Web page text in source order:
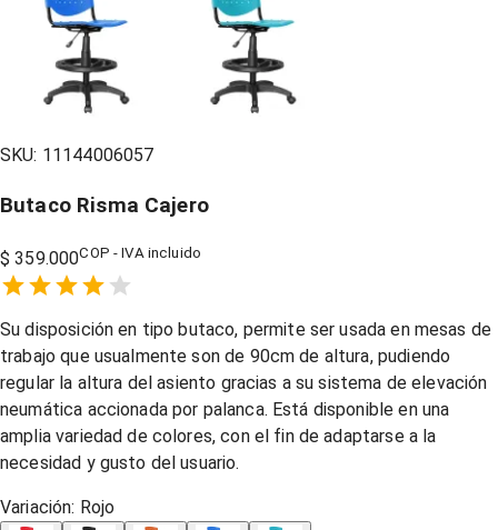
SKU: 11144006057
Butaco Risma Cajero
$ 359.000COP - IVA incluido
1 Star,
2 Stars,
3 Stars,
4 Stars,
5 Stars,
Su disposición en tipo butaco, permite ser usada en mesas de
trabajo que usualmente son de 90cm de altura, pudiendo
regular la altura del asiento gracias a su sistema de elevación
neumática accionada por palanca. Está disponible en una
amplia variedad de colores, con el fin de adaptarse a la
necesidad y gusto del usuario.
Variación: Rojo